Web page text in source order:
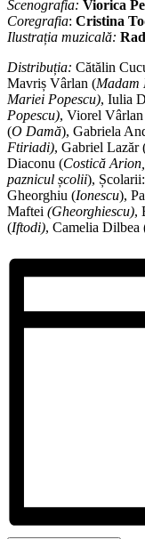
Scenografia: Viorica
Coregrafia: Cristina
Ilustrația muzicală:
Distribuția: Cătălin
Mavriș Vârlan (Madam
Mariei Popescu), Iulia
Popescu), Viorel
(O Damă), Gabriela
Ftiriadi), Gabriel Lazăr
Diaconu (Costică
paznicul școlii),
Gheorghiu (Ionescu),
Maftei (Gheorghiescu),
(Iftodi), Camelia Dilbea